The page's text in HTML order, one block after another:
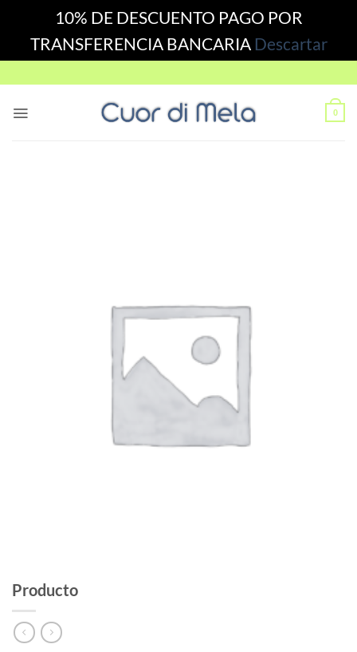
10% DE DESCUENTO PAGO POR
TRANSFERENCIA BANCARIA Descartar
to
0
Producto